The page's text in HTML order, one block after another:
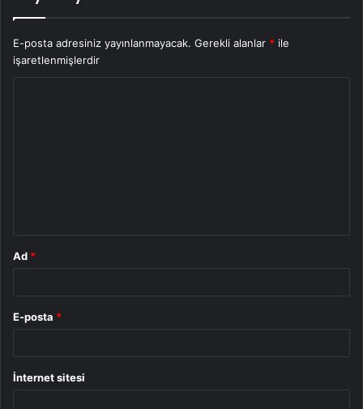
E-posta adresiniz yayınlanmayacak. Gerekli alanlar * ile
işaretlenmişlerdir
Ad *
E-posta *
İnternet sitesi